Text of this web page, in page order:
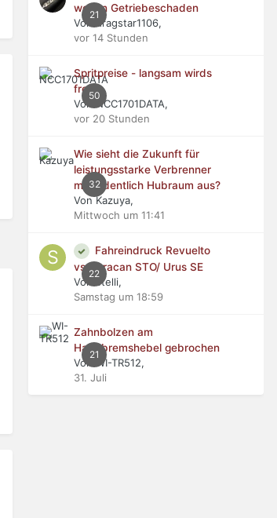
21
wegen Getriebeschaden
Von dragstar1106,
vor 14 Stunden
50
Spritpreise - langsam wirds
frech
Von NCC1701DATA,
vor 20 Stunden
32
Wie sieht die Zukunft für
leistungsstarke Verbrenner
mit ordentlich Hubraum aus?
Von Kazuya,
Mittwoch um 11:41
22
Fahreindruck Revuelto
vs Huracan STO/ Urus SE
Von stelli,
Samstag um 18:59
21
Zahnbolzen am
Handbremshebel gebrochen
Von WI-TR512,
31. Juli